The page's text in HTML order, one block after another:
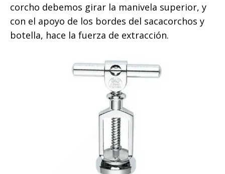
corcho debemos girar la manivela superior, y
con el apoyo de los bordes del sacacorchos y
botella, hace la fuerza de extracción.